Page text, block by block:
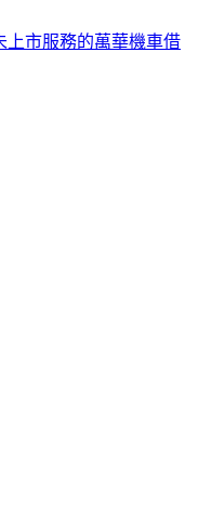
上市服務的萬華機車借